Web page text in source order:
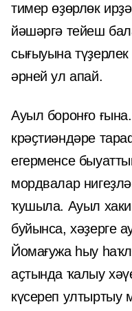
тимер өҙөрлөк
йәшәргә тейеш
сығыуына
әрней ул апай.
Ауыл боронғо
крәҫтиәндәре
егерменсе
мордвалар
ҡушыла. Ауыл
буйынса, хәҙерге
Йомағужа һыу
аҫтында ҡалыу
күсереп ултыртыу